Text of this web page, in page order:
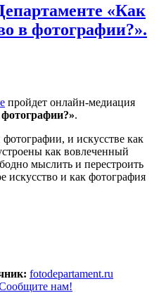
«Как
в фотографии?».
пройдет онлайн-медиация
фотографии?».
и искусстве как
как вовлеченный
мыслить и перестроить
искусство и как фотография
fotodepartament.ru
нам!